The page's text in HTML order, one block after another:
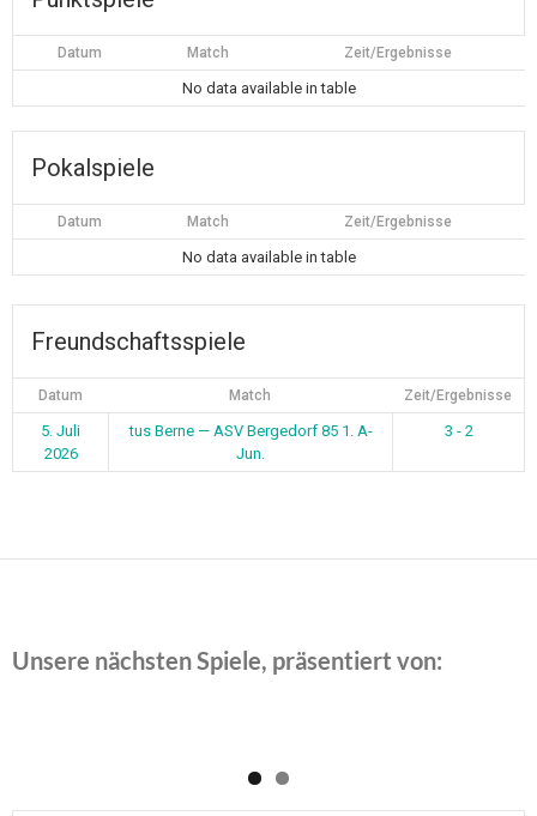
Datum Match Zeit/Ergebnisse
No data available in table
Pokalspiele
Datum Match Zeit/Ergebnisse
No data available in table
Freundschaftsspiele
Datum Match Zeit/Ergebnisse
5. Juli
2026
tus Berne — ASV Bergedorf 85 1. A-
Jun.
3 - 2
Unsere nächsten Spiele, präsentiert von: